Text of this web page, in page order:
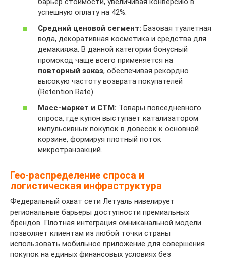
успешную оплату на 42%.
Средний ценовой сегмент: Базовая туалетная
вода, декоративная косметика и средства для
демакияжа. В данной категории бонусный
промокод чаще всего применяется на
повторный заказ, обеспечивая рекордно
высокую частоту возврата покупателей
(Retention Rate).
Масс-маркет и СТМ: Товары повседневного
спроса, где купон выступает катализатором
импульсивных покупок в довесок к основной
корзине, формируя плотный поток
микротранзакций.
Гео-распределение спроса и
логистическая инфраструктура
Федеральный охват сети Летуаль нивелирует
региональные барьеры доступности премиальных
брендов. Плотная интеграция омниканальной модели
позволяет клиентам из любой точки страны
использовать мобильное приложение для совершения
покупок на единых финансовых условиях без